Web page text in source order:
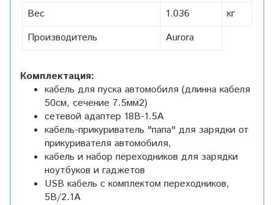
Вес
1.036
кг
Производитель
Aurora
Комплектация:
кабель для пуска автомобиля (длинна кабеля
50см, сечение 7.5мм2)
сетевой адаптер 18В-1.5A
кабель-прикуриватель "папа" для зарядки от
прикуривателя автомобиля,
кабель и набор переходников для зарядки
ноутбуков и гаджетов
USB кабель с комплектом переходников,
5В/2.1А